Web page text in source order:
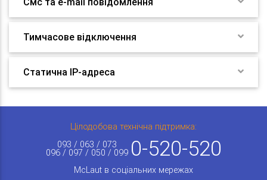
Тимчасове відключення
Статична IP-адреса
Цілодобова технічна підтримка:
093 / 063 / 073
096 / 097 / 050 / 099 0-520-520
McLaut в соціальних мережах